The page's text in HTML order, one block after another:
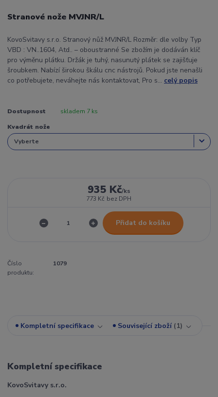
Stranové nože MVJNR/L
KovoSvitavy s.r.o. Stranový nůž MVJNR/L Rozměr: dle volby Typ
VBD : VN..1604, Atd.. – oboustranné Se zbožím je dodáván klíč
pro výměnu plátku. Držák je tuhý, nasunutý plátek se zajišťuje
šroubkem. Nabízí širokou škálu cnc nástrojů. Pokud jste nenašli
co potřebujete, neváhejte nás kontaktovat, Pro s... celý popis
Dostupnost skladem 7 ks
Kvadrát nože
935 Kč/ks
773 Kč bez DPH
Přidat do košíku
Číslo
produktu:
1079
Kompletní specifikace Související zboží 1
Kompletní specifikace
KovoSvitavy s.r.o.